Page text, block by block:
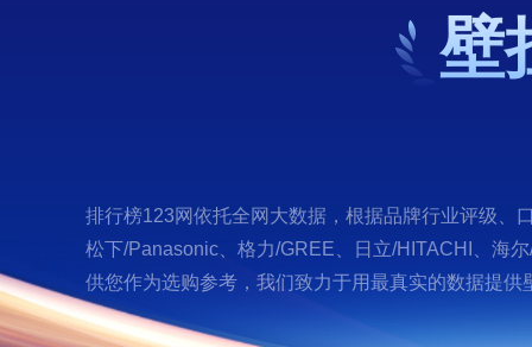
壁
排行榜123网依托全网大数据，根据品牌行业评级、
松下/Panasonic、格力/GREE、日立/HITACHI、海
供您作为选购参考，我们致力于用最真实的数据提